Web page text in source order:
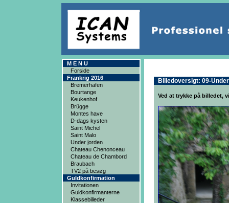
M E N U
Forside
Frankrig 2016
Bremerhafen
Bourtange
Keukenhof
Brügge
Montes have
D-dags kysten
Saint Michel
Saint Malo
Under jorden
Chateau Chenonceau
Chateau de Chambord
Braubach
TV2 på besøg
Guldkonfirmation
Invitationen
Guldkonfirmanterne
Klassebilleder
Billedoversigt: 09-
Ved at trykke på billedet,